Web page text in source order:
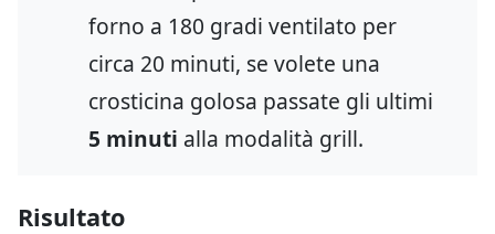
forno a 180 gradi ventilato per
circa 20 minuti, se volete una
crosticina golosa passate gli ultimi
5 minuti alla modalità grill.
Risultato